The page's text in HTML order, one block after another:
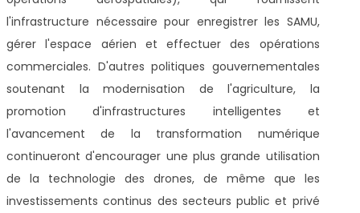
l'infrastructure nécessaire pour enregistrer les SAMU,
gérer l'espace aérien et effectuer des opérations
commerciales. D'autres politiques gouvernementales
soutenant la modernisation de l'agriculture, la
promotion d'infrastructures intelligentes et
l'avancement de la transformation numérique
continueront d'encourager une plus grande utilisation
de la technologie des drones, de même que les
investissements continus des secteurs public et privé